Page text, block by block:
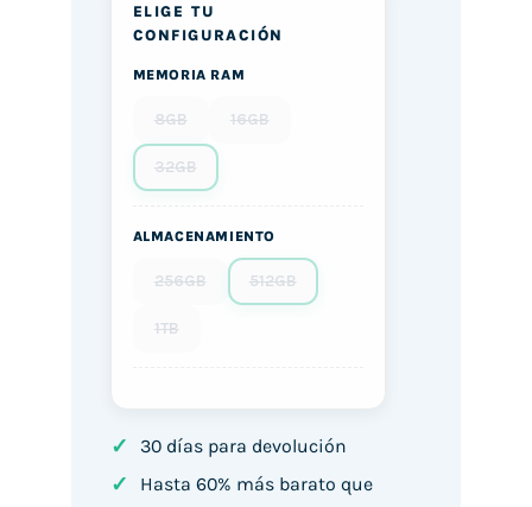
ELIGE TU
CONFIGURACIÓN
MEMORIA RAM
8GB 16GB
32GB
ALMACENAMIENTO
256GB 512GB
1TB
✓ 30 días para devolución
✓
Hasta 60% más barato que